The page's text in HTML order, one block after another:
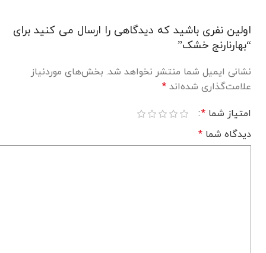
اولین نفری باشید که دیدگاهی را ارسال می کنید برای
“بهارنارنج خشک”
نشانی ایمیل شما منتشر نخواهد شد. بخش‌های موردنیاز
علامت‌گذاری شده‌اند *
امتیاز شما *
دیدگاه شما *